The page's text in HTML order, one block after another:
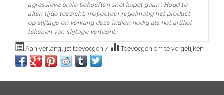
agressieve orale behoeften snel kapot gaan.. Houd te
allen tijde toezicht, inspecteer regelmatig het product
op slijtage en vervang deze indien nodig als het artikel
tekenen van slijtage vertoont.
Aan verlanglijst toevoegen / Toevoegen om te vergelijken